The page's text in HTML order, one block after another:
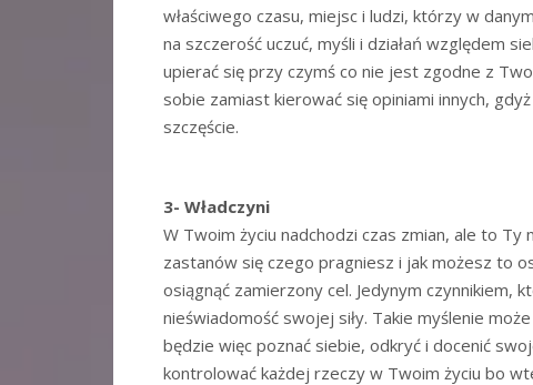
właściwego czasu, miejsc i ludzi, którzy w
na szczerość uczuć, myśli i działań względem
upierać się przy czymś co nie jest zgodne z
sobie zamiast kierować się opiniami innych,
szczęście.
3- Władczyni
W Twoim życiu nadchodzi czas zmian, ale to Ty
zastanów się czego pragniesz i jak możesz to
osiągnąć zamierzony cel. Jedynym czynnikiem,
nieświadomość swojej siły. Takie myślenie
będzie więc poznać siebie, odkryć i docenić
kontrolować każdej rzeczy w Twoim życiu bo